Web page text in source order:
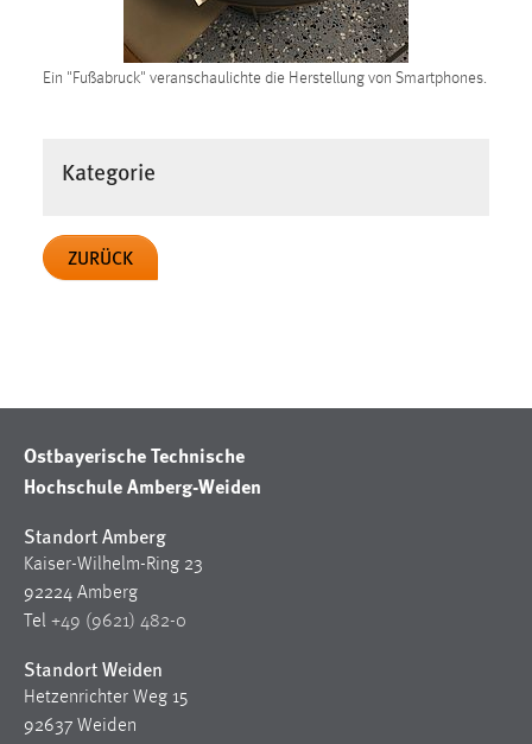
Ein "Fußabruck" veranschaulichte die Herstellung von Smartphones.
Kategorie
ZURÜCK
Ostbayerische Technische
Hochschule Amberg-Weiden
Standort Amberg
Kaiser-Wilhelm-Ring 23
92224 Amberg
Tel +49 (9621) 482-0
Standort Weiden
Hetzenrichter Weg 15
92637 Weiden
Cookie Laufzeit:
_fbp
Facebook
EXTERNE MEDIEN
Plattformen anzeigen zu können, werden von diesen
externen Medien Cookies gesetzt.
YouTube
Vimeo